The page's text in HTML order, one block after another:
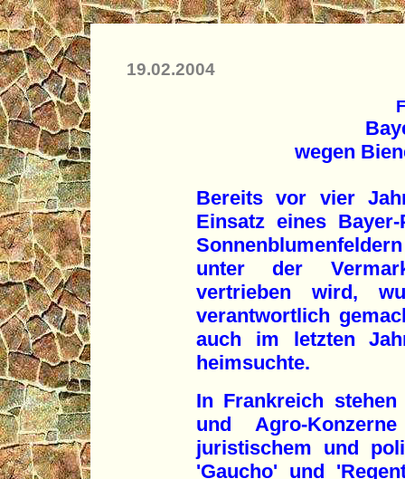
19.02.2004
wegen
Bereits vor vier
Einsatz eines
unter der
vertrieben wird,
verantwortlich
auch im letzten
heimsuchte.
In Frankreich
und Agro-
juristischem und
'Gaucho' und